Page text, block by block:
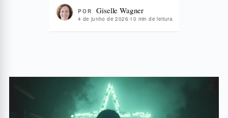
POR Giselle Wagner
4 de junho de 2026·10 min de leitura